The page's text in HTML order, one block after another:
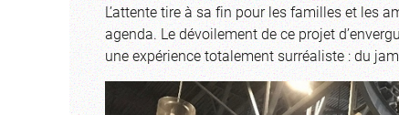
L’attente tire à sa fin pour les familles et les
agenda. Le dévoilement de ce projet
une expérience totalement surréaliste : du